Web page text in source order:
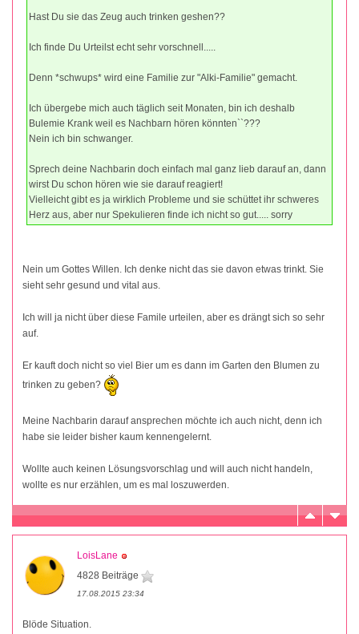
Hast Du sie das Zeug auch trinken geshen??
Ich finde Du Urteilst echt sehr vorschnell.....
Denn *schwups* wird eine Familie zur "Alki-Familie" gemacht.
Ich übergebe mich auch täglich seit Monaten, bin ich deshalb
Bulemie Krank weil es Nachbarn hören könnten``???
Nein ich bin schwanger.
Sprech deine Nachbarin doch einfach mal ganz lieb darauf an, dann
wirst Du schon hören wie sie darauf reagiert!
Vielleicht gibt es ja wirklich Probleme und sie schüttet ihr schweres
Herz aus, aber nur Spekulieren finde ich nicht so gut..... sorry
Nein um Gottes Willen. Ich denke nicht das sie davon etwas trinkt. Sie
sieht sehr gesund und vital aus.
Ich will ja nicht über diese Famile urteilen, aber es drängt sich so sehr
auf.
Er kauft doch nicht so viel Bier um es dann im Garten den Blumen zu
trinken zu geben?
Meine Nachbarin darauf ansprechen möchte ich auch nicht, denn ich
habe sie leider bisher kaum kennengelernt.
Wollte auch keinen Lösungsvorschlag und will auch nicht handeln,
wollte es nur erzählen, um es mal loszuwerden.
LoisLane
4828 Beiträge
17.08.2015 23:34
Blöde Situation.